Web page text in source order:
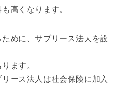
高くなります。
めに、サブリース法人を設
ます。
ース法人は社会保険に加入